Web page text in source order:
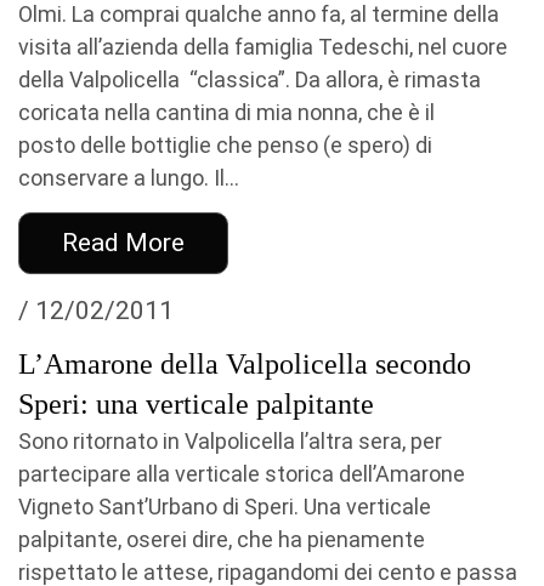
Olmi. La comprai qualche anno fa, al termine della
visita all’azienda della famiglia Tedeschi, nel cuore
della Valpolicella “classica”. Da allora, è rimasta
coricata nella cantina di mia nonna, che è il
posto delle bottiglie che penso (e spero) di
conservare a lungo. Il...
Read More
/ 12/02/2011
L’Amarone della Valpolicella secondo
Speri: una verticale palpitante
Sono ritornato in Valpolicella l’altra sera, per
partecipare alla verticale storica dell’Amarone
Vigneto Sant’Urbano di Speri. Una verticale
palpitante, oserei dire, che ha pienamente
rispettato le attese, ripagandomi dei cento e passa